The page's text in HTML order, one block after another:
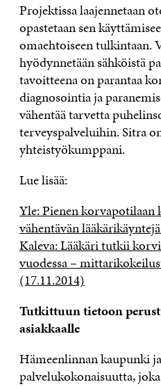
Projektissa laajennetaan
opastetaan sen
omaehtoiseen tulkintaan.
hyödynnetään sähköistä
tavoitteena on parantaa
diagnosointia ja
vähentää tarvetta
terveyspalveluihin. Sitra
yhteistyökumppani.
Lue lisää:
Yle: Pienen
vähentävän
Kaleva: Lääkäri tutkii
vuodessa –
(17.11.2014)
Tutkittuun tietoon
asiakkaalle
Hämeenlinnan kaupunki
palvelukokonaisuutta,